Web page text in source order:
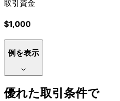
取引資金
$1,000
例を表示
優れた取引条件で